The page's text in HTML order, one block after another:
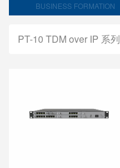
BUSINESS FORMATION
PT-10 TDM over IP 系列